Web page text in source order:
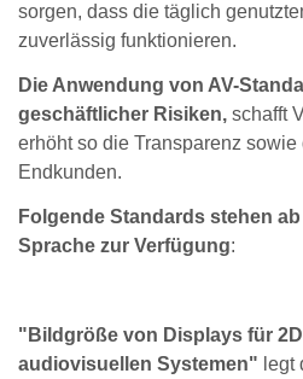
sorgen, dass die täglich
zuverlässig funktionieren.
Die Anwendung von AV-
geschäftlicher Risiken, schafft
erhöht so die Transparenz
Endkunden.
Folgende Standards stehen
Sprache zur Verfügung:
"Bildgröße von Displays für
audiovisuellen Systemen" legt